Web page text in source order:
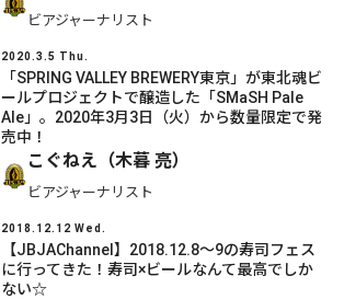
ビアジャーナリスト
2020.3.5 Thu.
「SPRING VALLEY BREWERY東京」が東北魂ビ
ールプロジェクトで醸造した「SMaSH Pale
Ale」。2020年3月3日（火）から数量限定で発
売中！
こぐねえ（木暮 亮）
ビアジャーナリスト
2018.12.12 Wed.
【JBJAChannel】2018.12.8～9の寿司フェス
に行ってきた！寿司×ビールなんて最高でしか
ない☆